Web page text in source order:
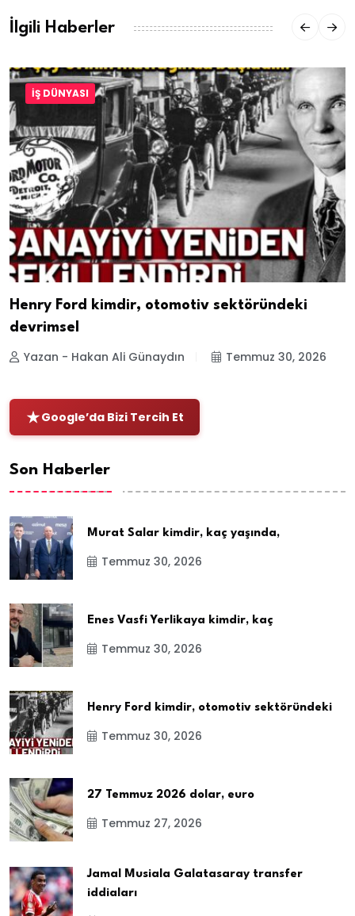
İlgili Haberler
İŞ DÜNYASI
Henry Ford kimdir, otomotiv sektöründeki
devrimsel
Yazan - Hakan Ali Günaydın Temmuz 30, 2026
Google’da Bizi Tercih Et
Son Haberler
Murat Salar kimdir, kaç yaşında,
Temmuz 30, 2026
Enes Vasfi Yerlikaya kimdir, kaç
Temmuz 30, 2026
Henry Ford kimdir, otomotiv sektöründeki
Temmuz 30, 2026
27 Temmuz 2026 dolar, euro
Temmuz 27, 2026
Jamal Musiala Galatasaray transfer
iddiaları